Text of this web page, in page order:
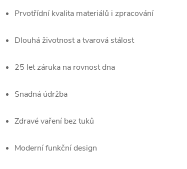
Prvotřídní kvalita materiálů i zpracování
Dlouhá životnost a tvarová stálost
25 let záruka na rovnost dna
Snadná údržba
Zdravé vaření bez tuků
Moderní funkční design